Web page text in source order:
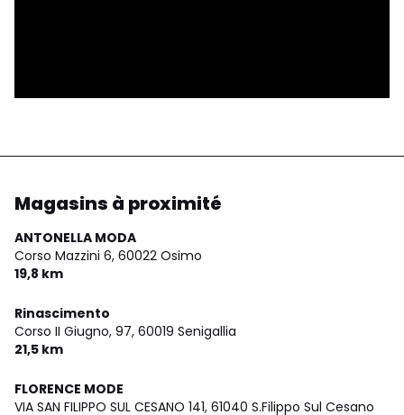
Magasins à proximité
ANTONELLA MODA
Corso Mazzini 6, 60022 Osimo
19,8 km
Rinascimento
Corso II Giugno, 97, 60019 Senigallia
21,5 km
FLORENCE MODE
VIA SAN FILIPPO SUL CESANO 141, 61040 S.Filippo Sul Cesano